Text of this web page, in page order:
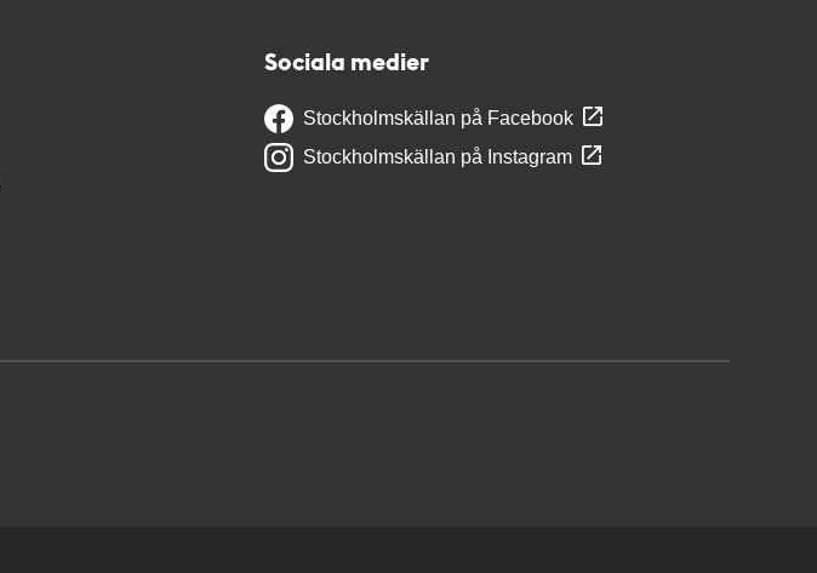
Sociala medier
Stockholmskällan på Facebook
Stockholmskällan på Instagram